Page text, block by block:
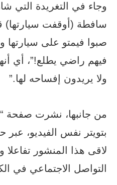
وجاء في التغريدة التي
سافطة (أوقفت سيارتها)
صبوا فيمتو على سيارتها
فيهم راضي يطلع!”، أي
ولا يريدون إفساحه لها.”
من جانبها، نشرت صفحة
بتويتر نفس الفيديو، عبر
لاقى هذا المنشور تفاعلا
التواصل الاجتماعي في